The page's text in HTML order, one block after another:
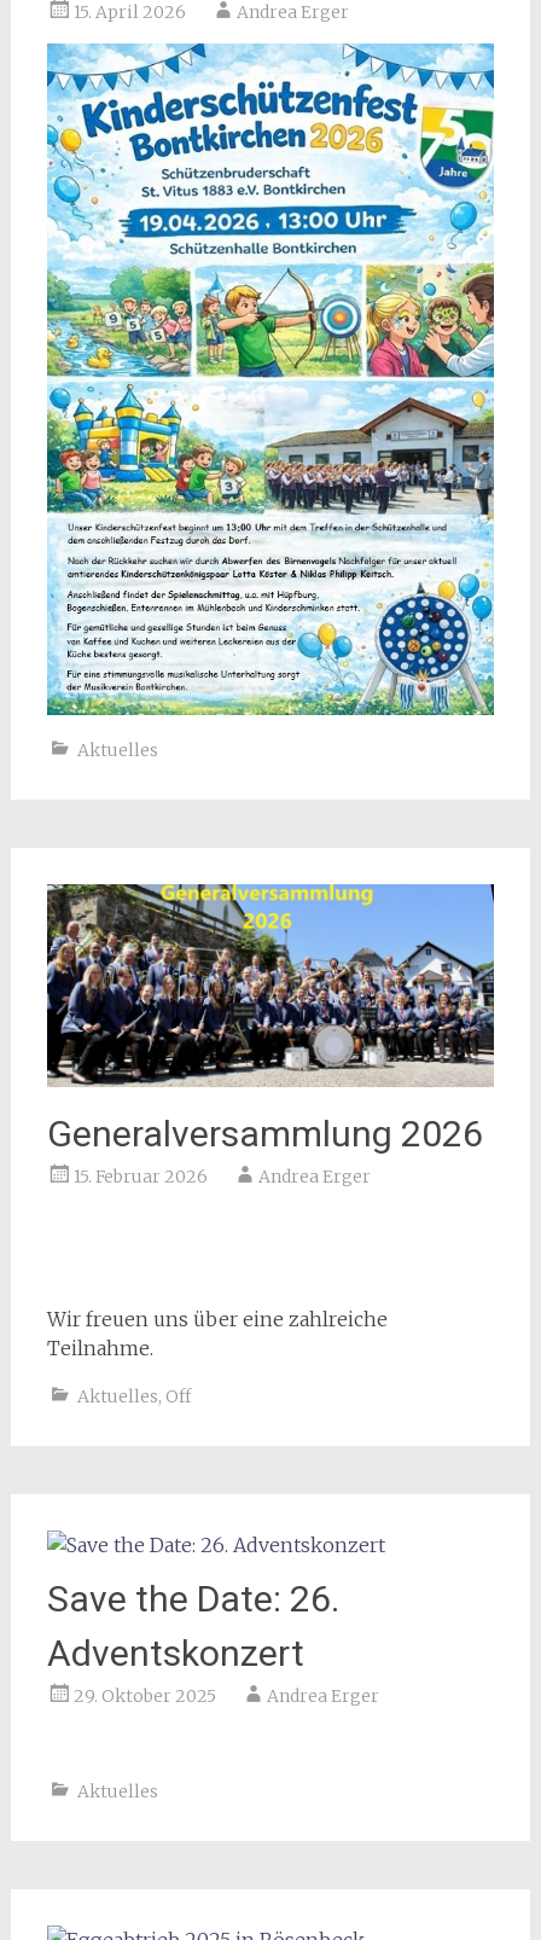
15. April 2026 Andrea Erger
Aktuelles
Generalversammlung 2026
15. Februar 2026 Andrea Erger
Wir freuen uns über eine zahlreiche
Teilnahme.
Aktuelles, Off
Save the Date: 26.
Adventskonzert
29. Oktober 2025 Andrea Erger
Aktuelles